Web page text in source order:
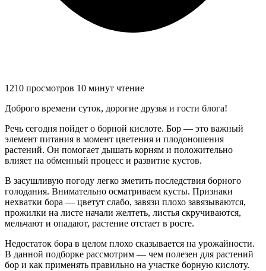
1210 просмотров 10 минут чтение
Доброго времени суток, дорогие друзья и гости блога!
Речь сегодня пойдет о борной кислоте. Бор — это важный
элемент питания в момент цветения и плодоношения
растений. Он помогает дышать корням и положительно
влияет на обменный процесс и развитие кустов.
В засушливую погоду легко зметить последствия борного
голодания. Внимательно осматриваем кусты. Признаки
нехватки бора — цветут слабо, завязи плохо завязываются,
прожилки на листе начали желтеть, листья скручиваются,
мельчают и опадают, растение отстает в росте.
Недостаток бора в целом плохо сказывается на урожайности.
В данной подборке рассмотрим — чем полезен для растений
бор и как применять правильно на участке борную кислоту.